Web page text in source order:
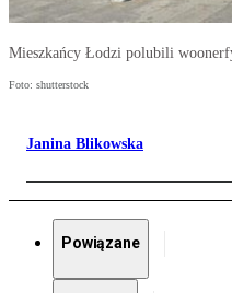
Mieszkańcy Łodzi polubili
Foto: shutterstock
Janina Blikowska
Powiązane